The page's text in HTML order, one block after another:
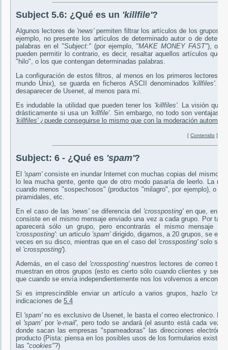
Subject 5.6: ¿Qué es un 'killfile'?
Algunos lectores de 'news'permiten filtrar los artículos de los grupos.
ejemplo, no presente los artículos de determinado autor o de
palabras en el "Subject:" (por ejemplo, "MAKE MONEY FAST"), o
pueden permitir lo contrario, es decir, resaltar aquellos artículos que
"hilo", o los que contengan determinadas palabras.
La configuración de estos filtros, al menos en los primeros lectores
mundo Unix), se guarda en ficheros ASCII denominados 'killfiles'.
desaparecer de Usenet, al menos para mí.
Es indudable la utilidad que pueden tener los 'killfiles'.
La visión que
drásticamente si usa un 'killfile'. Sin embargo, no todo son ventajas
'killfiles'¿puede conseguirse lo mismo que con la moderación
[ Contenido ]
Subject: 6 - ¿Qué es 'spam'?
El 'spam'consiste en inundar Internet con muchas copias del mismo
lo lea mucha gente, gente que de otro modo pasaría de leerlo. La
cuando menos "sospechosos" (productos "milagro", por ejemplo), o
piramidales, etc.
En el caso de las 'news' se diferencia del 'crossposting'en que, en
consiste en el mismo mensaje enviado una vez a cada grupo. Por
aparecerá sólo un grupo, pero encontrarás el mismo mensaje
'crossposting': un articulo 'spam' dirigido, digamos, a 20 grupos, se
veces en su disco, mientras que en el caso del 'crossposting'solo se
el 'crossposting').
Además, en el caso del 'crossposting'nuestros lectores de correo
muestran en otros grupos (esto es cierto sólo cuando clientes y
que cuando se envía independientemente nos los volvemos a
Si es imprescindible enviar un artículo a varios grupos, hazlo
indicaciones de 5.4
El 'spam'no es exclusivo de Usenet, le basta el correo electronico.
el 'spam' por 'e-mail', pero todo se andará (el asunto está cada vez
donde sacan las empresas "spameadoras" las direcciones
producto (Pista: piensa en los posibles usos de los formularios
las "cookies"?)